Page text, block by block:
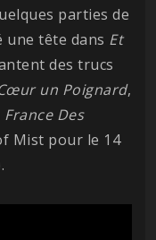
parties de
une tête dans Et
des trucs
un Poignard,
France Des
Mist pour le 14